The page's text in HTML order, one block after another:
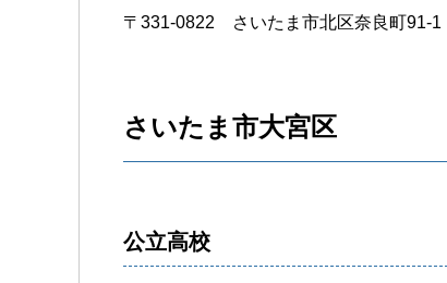
〒331-0822 さいたま市北区奈良町91-1
さいたま市大宮区
公立高校